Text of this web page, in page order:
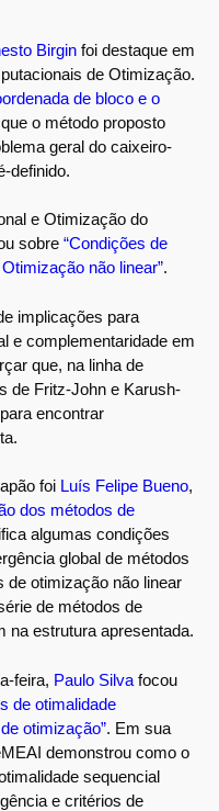
Birgin foi destaque em
de Otimização.
de bloco e o
o método proposto
geral do caixeiro-
definido.
e Otimização do
sobre “Condições de
não linear”.
implicações para
e complementaridade em
que, na linha de
de Fritz-John e Karush-
encontrar
foi Luís Felipe Bueno,
dos métodos de
algumas condições
global de métodos
de otimização não linear
de métodos de
na estrutura apresentada.
feira, Paulo Silva focou
de otimalidade
otimização”. Em sua
demonstrou como o
sequencial
e critérios de